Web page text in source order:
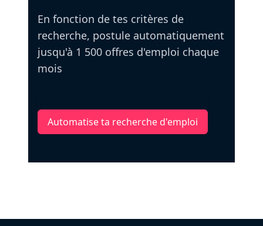
En fonction de tes critères de
recherche, postule automatiquement
jusqu'à 1 500 offres d'emploi chaque
mois
Automatise ta recherche d'emploi